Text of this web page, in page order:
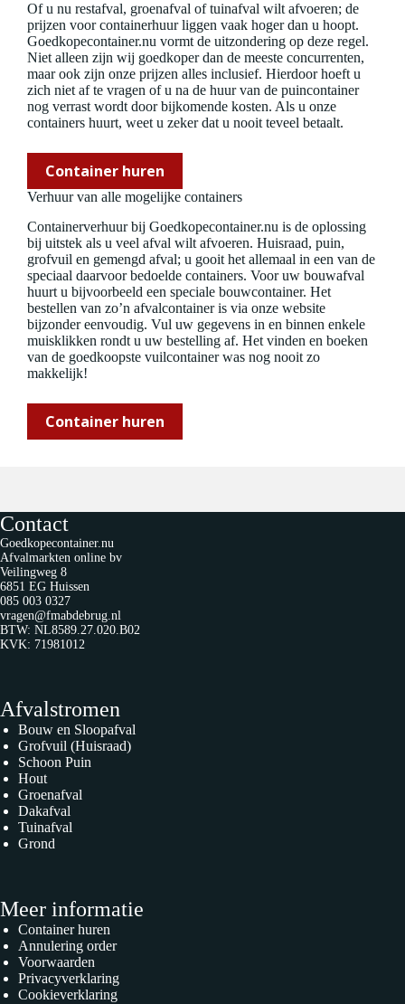
Of u nu restafval, groenafval of tuinafval wilt afvoeren; de
prijzen voor containerhuur liggen vaak hoger dan u hoopt.
Goedkopecontainer.nu vormt de uitzondering op deze regel.
Niet alleen zijn wij goedkoper dan de meeste concurrenten,
maar ook zijn onze prijzen alles inclusief. Hierdoor hoeft u
zich niet af te vragen of u na de huur van de puincontainer
nog verrast wordt door bijkomende kosten. Als u onze
containers huurt, weet u zeker dat u nooit teveel betaalt.
Container huren
Verhuur van alle mogelijke containers
Containerverhuur bij Goedkopecontainer.nu is de oplossing
bij uitstek als u veel afval wilt afvoeren. Huisraad, puin,
grofvuil en gemengd afval; u gooit het allemaal in een van de
speciaal daarvoor bedoelde containers. Voor uw bouwafval
huurt u bijvoorbeeld een speciale bouwcontainer. Het
bestellen van zo’n afvalcontainer is via onze website
bijzonder eenvoudig. Vul uw gegevens in en binnen enkele
muisklikken rondt u uw bestelling af. Het vinden en boeken
van de goedkoopste vuilcontainer was nog nooit zo
makkelijk!
Container huren
Contact
Goedkopecontainer.nu
Afvalmarkten online bv
Veilingweg 8
6851 EG Huissen
085 003 0327
vragen@fmabdebrug.nl
BTW: NL8589.27.020.B02
KVK: 71981012
Afvalstromen
Bouw en Sloopafval
Grofvuil (Huisraad)
Schoon Puin
Hout
Groenafval
Dakafval
Tuinafval
Grond
Meer informatie
Container huren
Annulering order
Voorwaarden
Privacyverklaring
Cookieverklaring